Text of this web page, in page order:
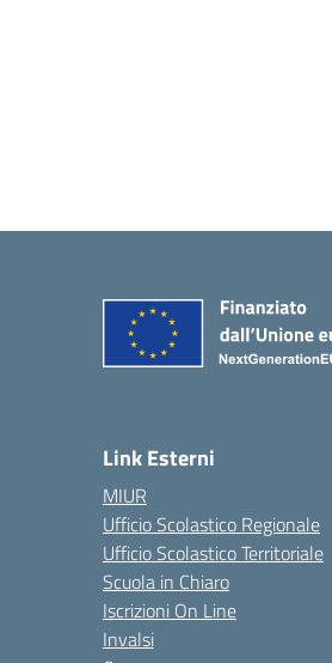
Link Esterni
MIUR
Ufficio Scolastico Regionale
Ufficio Scolastico Territoriale
Scuola in Chiaro
Iscrizioni On Line
Invalsi